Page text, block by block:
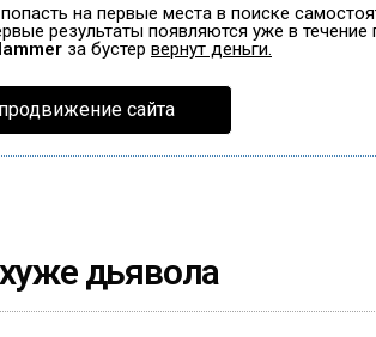
на первые места в поиске
результаты появляются уже в
за бустер вернут деньги.
сайта
дьявола